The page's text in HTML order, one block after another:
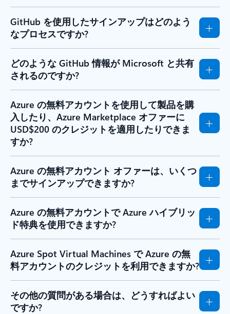
GitHub を使用したサインアップはどのよう
なプロセスですか?
どのような GitHub 情報が Microsoft と共有
されるのですか?
Azure の無料アカウントを使用して製品を購
入したり、Azure Marketplace オファーに
USD$200 のクレジットを適用したりできま
すか?
Azure の無料アカウント オファーは、いくつ
までサインアップできますか?
Azure の無料アカウントで Azure ハイブリッ
ド特典を使用できますか?
Azure Spot Virtual Machines で Azure の無
料アカウントのクレジットを利用できますか?
その他の質問がある場合は、どうすればよい
ですか?